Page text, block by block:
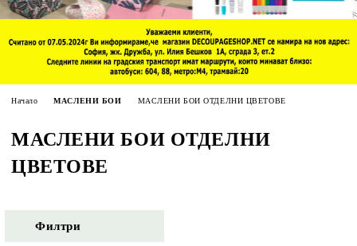
Начало МАСЛЕНИ БОИ МАСЛЕНИ БОИ ОТДЕЛНИ ЦВЕТОВЕ
МАСЛЕНИ БОИ ОТДЕЛНИ
ЦВЕТОВЕ
Филтри